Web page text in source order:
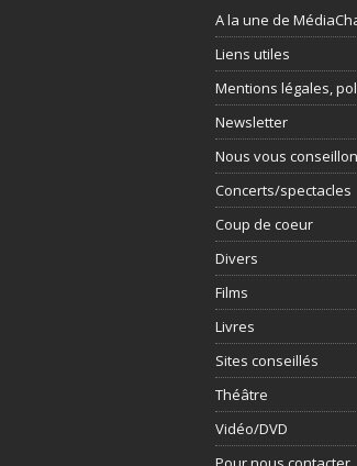
A la une de
Liens utiles
Mentions légales,
Newsletter
Nous vous
Concerts/spectacles
Coup de coeur
Divers
Films
Livres
Sites conseillés
Théâtre
Vidéo/DVD